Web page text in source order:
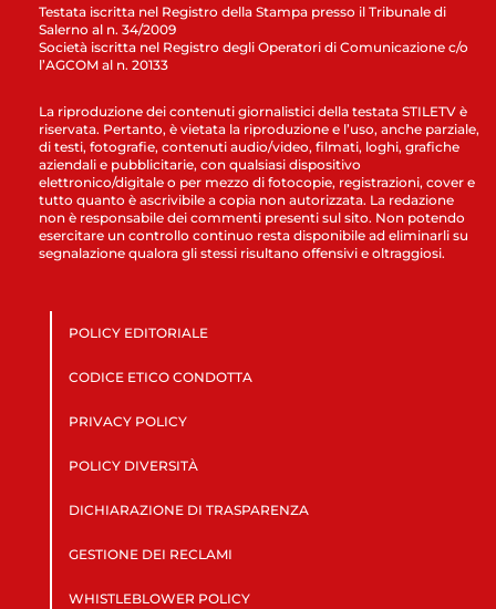
Testata iscritta nel Registro della Stampa presso il Tribunale di
Salerno al n. 34/2009
Società iscritta nel Registro degli Operatori di Comunicazione c/o
l’AGCOM al n. 20133
La riproduzione dei contenuti giornalistici della testata STILETV è
riservata. Pertanto, è vietata la riproduzione e l’uso, anche parziale,
di testi, fotografie, contenuti audio/video, filmati, loghi, grafiche
aziendali e pubblicitarie, con qualsiasi dispositivo
elettronico/digitale o per mezzo di fotocopie, registrazioni, cover e
tutto quanto è ascrivibile a copia non autorizzata. La redazione
non è responsabile dei commenti presenti sul sito. Non potendo
esercitare un controllo continuo resta disponibile ad eliminarli su
segnalazione qualora gli stessi risultano offensivi e oltraggiosi.
POLICY EDITORIALE
CODICE ETICO CONDOTTA
PRIVACY POLICY
POLICY DIVERSITÀ
DICHIARAZIONE DI TRASPARENZA
GESTIONE DEI RECLAMI
WHISTLEBLOWER POLICY